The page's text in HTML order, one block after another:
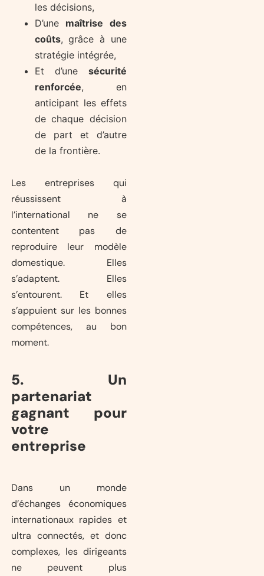
les décisions,
D’une maîtrise des
coûts, grâce à une
stratégie intégrée,
Et d’une sécurité
renforcée, en
anticipant les effets
de chaque décision
de part et d’autre
de la frontière.
Les entreprises qui
réussissent à
l’international ne se
contentent pas de
reproduire leur modèle
domestique. Elles
s’adaptent. Elles
s’entourent. Et elles
s’appuient sur les bonnes
compétences, au bon
moment.
5. Un
partenariat
gagnant pour
votre
entreprise
Dans un monde
d’échanges économiques
internationaux rapides et
ultra connectés, et donc
complexes, les dirigeants
ne peuvent plus